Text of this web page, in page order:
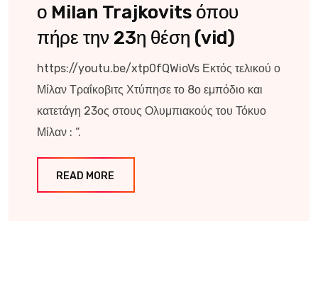
ο Milan Trajkovits όπου
πήρε την 23η θέση (vid)
https://youtu.be/xtp0fQWioVs Εκτός τελικού ο
Μίλαν Τραΐκοβιτς Χτύπησε το 8ο εμπόδιο και
κατετάγη 23ος στους Ολυμπιακούς του Τόκυο
Μίλαν : “.
READ MORE